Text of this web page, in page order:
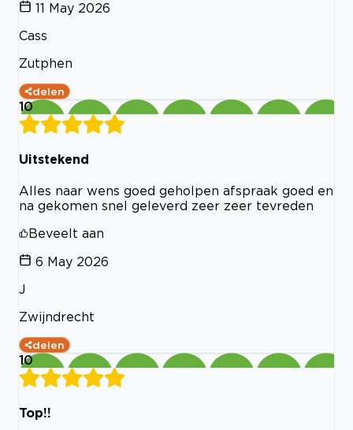
11 May 2026
Cass
Zutphen
delen
10
Uitstekend
Alles naar wens goed geholpen afspraak goed en
na gekomen snel geleverd zeer zeer tevreden
Beveelt aan
6 May 2026
J
Zwijndrecht
delen
10
Top!!